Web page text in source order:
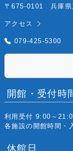
〒675-0101 兵庫県
アクセス
079-425-5300
開館・受付時
利用受付 9:00～
各施設の開館時間・
休館日